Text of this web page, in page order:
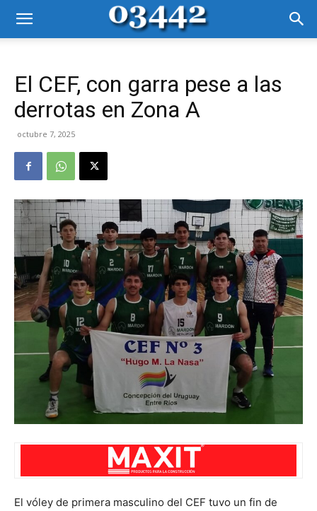
El CEF, con garra pese a las
derrotas en Zona A
octubre 7, 2025
El vóley de primera masculino del CEF tuvo un fin de